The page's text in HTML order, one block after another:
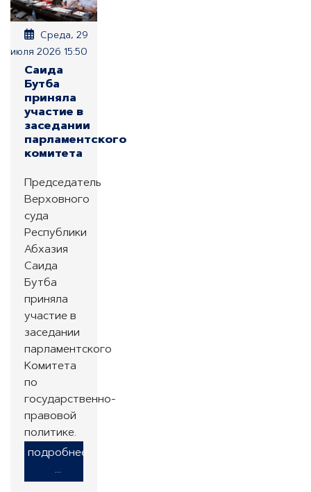
Среда, 29
июля 2026 15:50
Саида
Бутба
приняла
участие в
заседании
парламентского
комитета
Председатель
Верховного
суда
Республики
Абхазия
Саида
Бутба
приняла
участие в
заседании
парламентского
Комитета
по
государственно-
правовой
политике.
подробнее
...